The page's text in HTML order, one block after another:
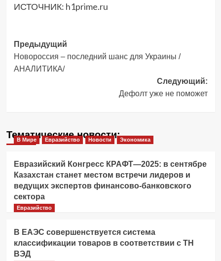
ИСТОЧНИК: h1prime.ru
Навигация
записи
Предыдущий
Новороссия – последний шанс для Украины /
АНАЛИТИКА/
Следующий:
Дефолт уже не поможет
Тематические новости:
В Мире Евразийство Новости Экономика
Евразийский Конгресс КРАФТ—2025: в сентябре
Казахстан станет местом встречи лидеров и
ведущих экспертов финансово-банковского
сектора
Евразийство
В ЕАЭС совершенствуется система
классификации товаров в соответствии с ТН
ВЭД